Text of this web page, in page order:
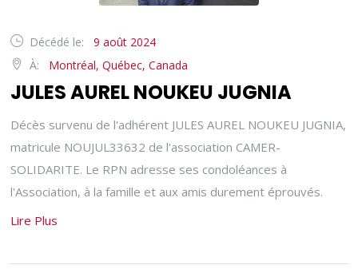
Décédé le:
9 août 2024
À:
Montréal, Québec, Canada
JULES AUREL NOUKEU JUGNIA
Décès survenu de l'adhérent JULES AUREL NOUKEU JUGNIA,
matricule NOUJUL33632 de l'association CAMER-
SOLIDARITE. Le RPN adresse ses condoléances à
l'Association, à la famille et aux amis durement éprouvés.
Lire Plus